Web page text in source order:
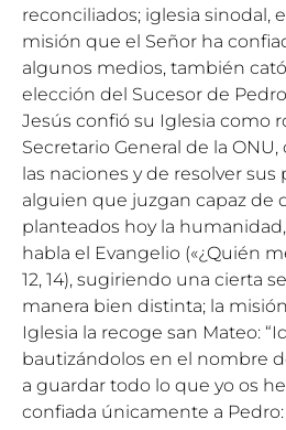
reconciliados; iglesia sinodal,
misión que el Señor ha
algunos medios, también
elección del Sucesor de
Jesús confió su Iglesia como
Secretario General de la
las naciones y de resolver
alguien que juzgan capaz de
planteados hoy la
habla el Evangelio («¿Quién
12, 14), sugiriendo una cierta
manera bien distinta; la
Iglesia la recoge san Mateo:
bautizándolos en el nombre
a guardar todo lo que yo os
confiada únicamente a